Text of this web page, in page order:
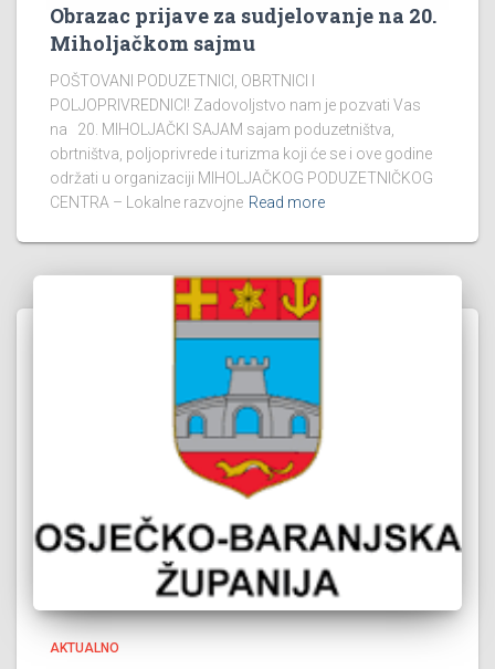
Obrazac prijave za sudjelovanje na 20.
Miholjačkom sajmu
POŠTOVANI PODUZETNICI, OBRTNICI I
POLJOPRIVREDNICI! Zadovoljstvo nam je pozvati Vas
na 20. MIHOLJAČKI SAJAM sajam poduzetništva,
obrtništva, poljoprivrede i turizma koji će se i ove godine
održati u organizaciji MIHOLJAČKOG PODUZETNIČKOG
CENTRA – Lokalne razvojne Read more
AKTUALNO